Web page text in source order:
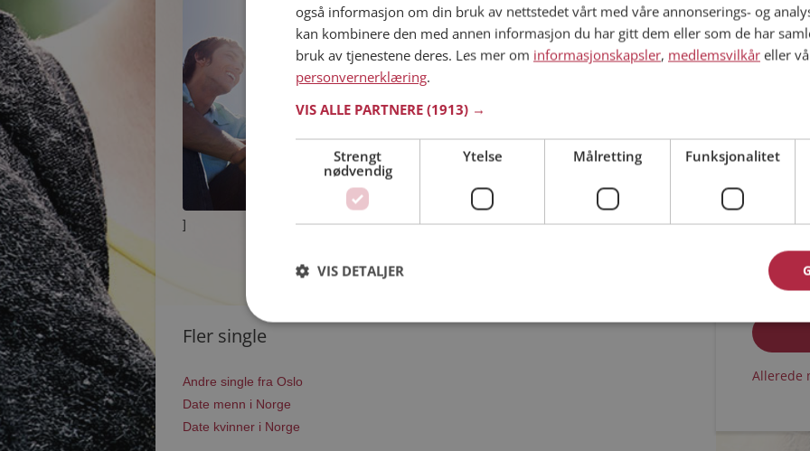
]
Fler single
Andre single fra Oslo
Date menn i Norge
Date kvinner i Norge
Jeg er en:
Jeg
Jeg
Allerede
også informasjon om din bruk av nettstedet vårt med våre annonserings- og
kan kombinere den med annen informasjon du har gitt dem eller som de har
bruk av tjenestene deres. Les mer om informasjonskapsler, medlemsvilkår eller
personvernerklæring.
VIS ALLE PARTNERE (1913) →
Strengt
nødvendig
Ytelse Målretting Funksjonalitet
VIS DETALJER